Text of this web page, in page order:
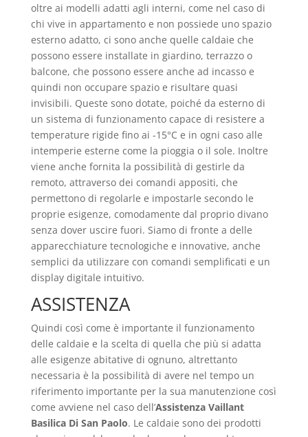
oltre ai modelli adatti agli interni, come nel caso di
chi vive in appartamento e non possiede uno spazio
esterno adatto, ci sono anche quelle caldaie che
possono essere installate in giardino, terrazzo o
balcone, che possono essere anche ad incasso e
quindi non occupare spazio e risultare quasi
invisibili. Queste sono dotate, poiché da esterno di
un sistema di funzionamento capace di resistere a
temperature rigide fino ai -15°C e in ogni caso alle
intemperie esterne come la pioggia o il sole. Inoltre
viene anche fornita la possibilità di gestirle da
remoto, attraverso dei comandi appositi, che
permettono di regolarle e impostarle secondo le
proprie esigenze, comodamente dal proprio divano
senza dover uscire fuori. Siamo di fronte a delle
apparecchiature tecnologiche e innovative, anche
semplici da utilizzare con comandi semplificati e un
display digitale intuitivo.
ASSISTENZA
Quindi così come è importante il funzionamento
delle caldaie e la scelta di quella che più si adatta
alle esigenze abitative di ognuno, altrettanto
necessaria è la possibilità di avere nel tempo un
riferimento importante per la sua manutenzione così
come avviene nel caso dell’Assistenza Vaillant
Basilica Di San Paolo. Le caldaie sono dei prodotti